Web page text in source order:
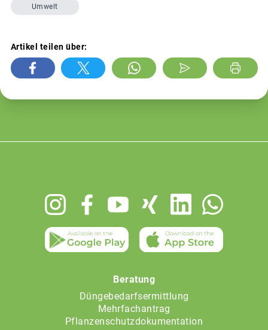
Umwelt
Artikel teilen über:
Beratung
Düngebedarfsermittlung
Mehrfachantrag
Pflanzenschutzdokumentation